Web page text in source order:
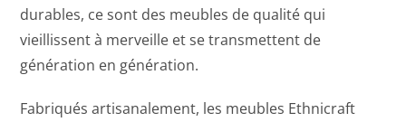
durables, ce sont des meubles de qualité qui
vieillissent à merveille et se transmettent de
génération en génération.
Fabriqués artisanalement, les meubles Ethnicraft